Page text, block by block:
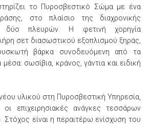
το Πυροσβεστικό Σώμα με ένα
στο πλαίσιο της διαχρονικής
δύο πλευρών. Η φετινή χορηγία
σετ διασωστικού εξοπλισμού ξηράς,
βάρκα συνοδευόμενη από τα
σωσίβια, κράνος, γάντια και ειδική
υλικού στη Πυροσβεστική Υπηρεσία,
οι επιχειρησιακές ανάγκες τεσσάρων
είναι η περαιτέρω ενίσχυση του